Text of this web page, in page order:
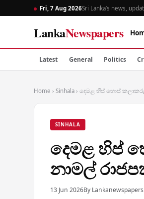
Fri, 7 Aug 2026Sri Lanka’s news,
LankaNewspapers
Latest General Politics
Home › Sinhala › දෙමළ හිප් හොප් කලාකරු
SINHALA
දෙමළ හිප්
නාමල්
13 Jun 2026By